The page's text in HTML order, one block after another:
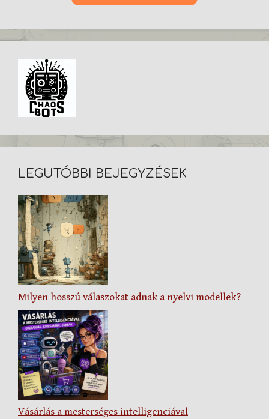
LEGUTÓBBI BEJEGYZÉSEK
Milyen hosszú válaszokat adnak a nyelvi modellek?
Vásárlás a mesterséges intelligenciával